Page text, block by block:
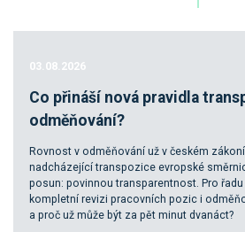
03.08.2026
Co přináší nová pravidla
odměňování?
Rovnost v odměňování už v českém
nadcházející transpozice evropské
posun: povinnou transparentnost. Pro
kompletní revizi pracovních pozic i
a proč už může být za pět minut dvanáct?